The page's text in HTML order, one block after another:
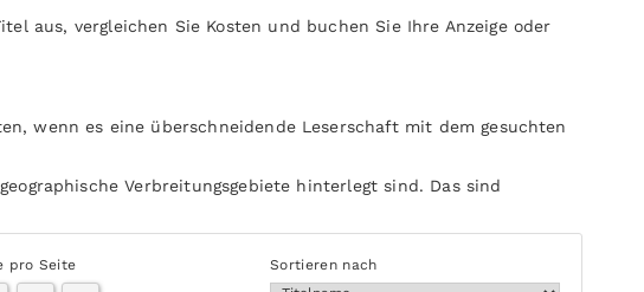
aus, vergleichen Sie Kosten und buchen Sie Ihre Anzeige oder
wenn es eine überschneidende Leserschaft mit dem gesuchten
Verbreitungsgebiete hinterlegt sind. Das sind
pro Seite Sortieren nach